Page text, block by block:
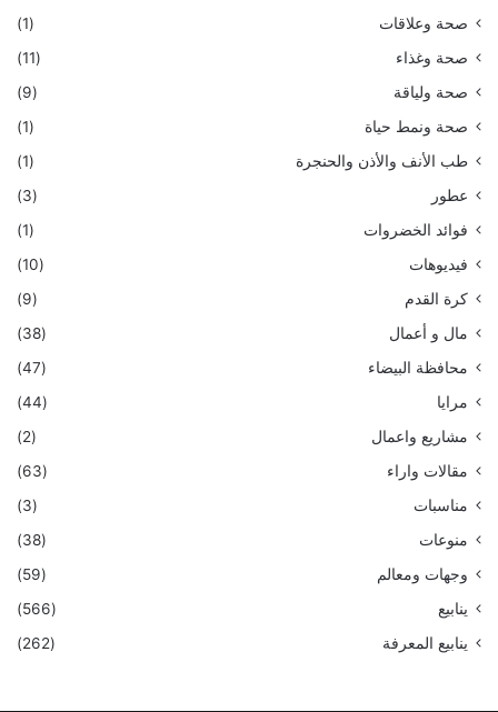
صحة وعلاقات
(1)
صحة وغذاء
(11)
صحة ولياقة
(9)
صحة ونمط حياة
(1)
طب الأنف والأذن والحنجرة
(1)
عطور
(3)
فوائد الخضروات
(1)
فيديوهات
(10)
كرة القدم
(9)
مال و أعمال
(38)
محافظة البيضاء
(47)
مرايا
(44)
مشاريع واعمال
(2)
مقالات واراء
(63)
مناسبات
(3)
منوعات
(38)
وجهات ومعالم
(59)
ينابيع
(566)
ينابيع المعرفة
(262)